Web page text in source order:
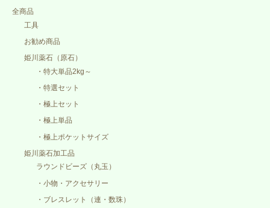
全商品
工具
お勧め商品
姫川薬石（原石）
・特大単品2kg～
・特選セット
・極上セット
・極上単品
・極上ポケットサイズ
姫川薬石加工品
ラウンドビーズ（丸玉）
・小物・アクセサリー
・ブレスレット（連・数珠）